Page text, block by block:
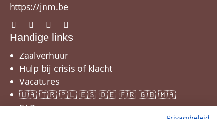
https://jnm.be
Handige links
Zaalverhuur
Hulp bij crisis of klacht
Vacatures
🇺🇦 🇹🇷 🇵🇱 🇪🇸 🇩🇪 🇫🇷 🇬🇧 🇲🇦
FAQ